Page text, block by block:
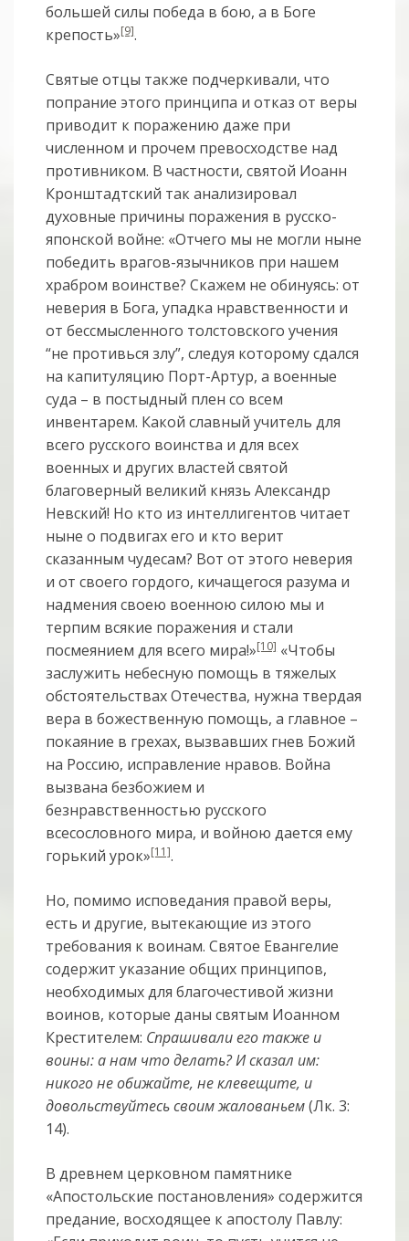
большей силы победа в бою, а в Боге
крепость»[9].
Святые отцы также подчеркивали, что
попрание этого принципа и отказ от веры
приводит к поражению даже при
численном и прочем превосходстве над
противником. В частности, святой Иоанн
Кронштадтский так анализировал
духовные причины поражения в русско-
японской войне: «Отчего мы не могли ныне
победить врагов-язычников при нашем
храбром воинстве? Скажем не обинуясь: от
неверия в Бога, упадка нравственности и
от бессмысленного толстовского учения
“не противься злу”, следуя которому сдался
на капитуляцию Порт-Артур, а военные
суда – в постыдный плен со всем
инвентарем. Какой славный учитель для
всего русского воинства и для всех
военных и других властей святой
благоверный великий князь Александр
Невский! Но кто из интеллигентов читает
ныне о подвигах его и кто верит
сказанным чудесам? Вот от этого неверия
и от своего гордого, кичащегося разума и
надмения своею военною силою мы и
терпим всякие поражения и стали
посмеянием для всего мира!»[10]«Чтобы
заслужить небесную помощь в тяжелых
обстоятельствах Отечества, нужна твердая
вера в божественную помощь, а главное –
покаяние в грехах, вызвавших гнев Божий
на Россию, исправление нравов. Война
вызвана безбожием и
безнравственностью русского
всесословного мира, и войною дается ему
горький урок»[11].
Но, помимо исповедания правой веры,
есть и другие, вытекающие из этого
требования к воинам. Святое Евангелие
содержит указание общих принципов,
необходимых для благочестивой жизни
воинов, которые даны святым Иоанном
Крестителем: Спрашивали его также и
воины: а нам что делать? И сказал им:
никого не обижайте, не клевещите, и
довольствуйтесь своим жалованьем(Лк. 3:
14).
В древнем церковном памятнике
«Апостольские постановления» содержится
предание, восходящее к апостолу Павлу: